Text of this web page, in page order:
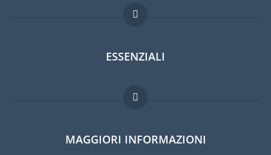
ESSENZIALI
Forum per expat
Guida per expat
MAGGIORI INFORMAZIONI